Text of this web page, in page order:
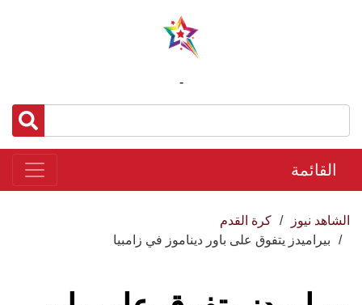
-
القائمة
الشاهد نيوز
كرة القدم
بيراميدز يتفوق على باور ديناموز في زامبيا